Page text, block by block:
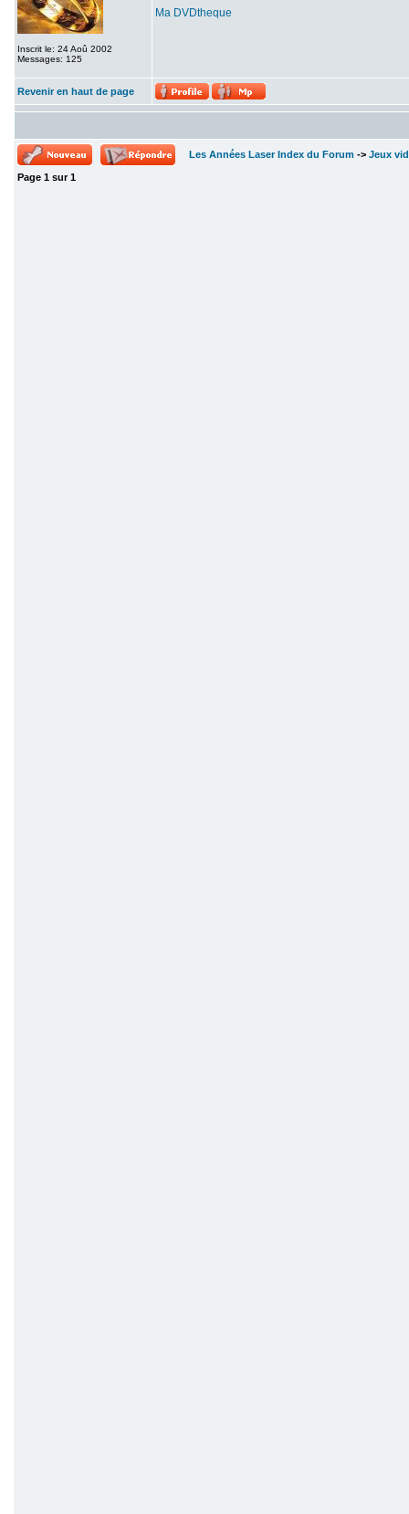
Inscrit le: 24 Aoû 2002
Messages: 125
Ma DVDtheque
Revenir en haut de page
Les Années Laser Index du Forum -> Jeux
Page 1 sur1